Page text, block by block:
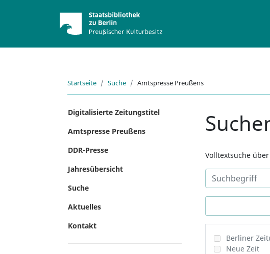
Startseite Suche Amtspresse Preußens
Digitalisierte Zeitungstitel
Amtspresse Preußens
DDR-Presse
Jahresübersicht
Suche
Aktuelles
Kontakt
Volltextsuche
Berliner
Neue Zeit